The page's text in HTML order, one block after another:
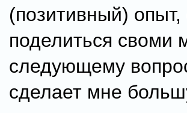
(позитивный) опыт,
поделиться своми
следующему
сделает мне